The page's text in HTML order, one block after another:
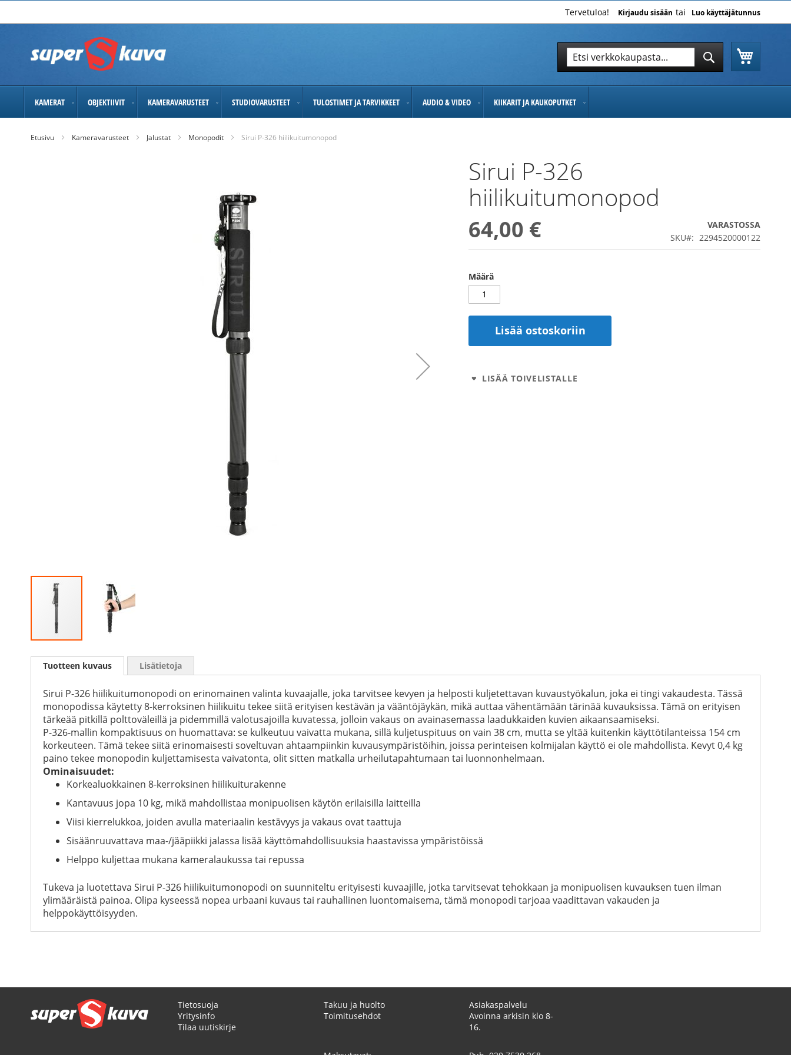
to
Tervetuloa! Kirjaudu sisään Luo käyttäjätunnus
Hae
KAMERAT OBJEKTIIVIT KAMERAVARUSTEET STUDIOVARUSTEET TULOSTIMET JA TARVIKKEET AUDIO & VIDEO KIIKARIT JA KAUKOPUTKET
Etusivu Kameravarusteet Jalustat Monopodit Sirui P-326 hiilikuitumonopod
Sirui P-326
hiilikuitumonopod
64,00 €
VARASTOSSA
SKU
2294520000122
Määrä
Lisää ostoskoriin
LISÄÄ TOIVELISTALLE
to
images
gallery
Tuotteen kuvaus
Sirui P-326 hiilikuitumonopodi on erinomainen valinta kuvaajalle, joka tarvitsee kevyen ja helposti kuljetettavan kuvaustyökalun, joka ei tingi vakaudesta. Tässä
monopodissa käytetty 8-kerroksinen hiilikuitu tekee siitä erityisen kestävän ja vääntöjäykän, mikä auttaa vähentämään tärinää kuvauksissa. Tämä on erityisen
tärkeää pitkillä polttoväleillä ja pidemmillä valotusajoilla kuvatessa, jolloin vakaus on avainasemassa laadukkaiden kuvien aikaansaamiseksi.
P-326-mallin kompaktisuus on huomattava: se kulkeutuu vaivatta mukana, sillä kuljetuspituus on vain 38 cm, mutta se yltää kuitenkin käyttötilanteissa 154 cm
korkeuteen. Tämä tekee siitä erinomaisesti soveltuvan ahtaampiinkin kuvausympäristöihin, joissa perinteisen kolmijalan käyttö ei ole mahdollista. Kevyt 0,4 kg
paino tekee monopodin kuljettamisesta vaivatonta, olit sitten matkalla urheilutapahtumaan tai luonnonhelmaan.
Ominaisuudet:
Korkealuokkainen 8-kerroksinen hiilikuiturakenne
Kantavuus jopa 10 kg, mikä mahdollistaa monipuolisen käytön erilaisilla laitteilla
Viisi kierrelukkoa, joiden avulla materiaalin kestävyys ja vakaus ovat taattuja
Sisäänruuvattava maa-/jääpiikki jalassa lisää käyttömahdollisuuksia haastavissa ympäristöissä
Helppo kuljettaa mukana kameralaukussa tai repussa
Tukeva ja luotettava Sirui P-326 hiilikuitumonopodi on suunniteltu erityisesti kuvaajille, jotka tarvitsevat tehokkaan ja monipuolisen kuvauksen tuen ilman
ylimääräistä painoa. Olipa kyseessä nopea urbaani kuvaus tai rauhallinen luontomaisema, tämä monopodi tarjoaa vaadittavan vakauden ja
helppokäyttöisyyden.
Lisätietoja
Tietosuoja
Yritysinfo
Tilaa uutiskirje
Takuu ja huolto
Toimitusehdot
Asiakaspalvelu
Avoinna arkisin klo 8-
16.